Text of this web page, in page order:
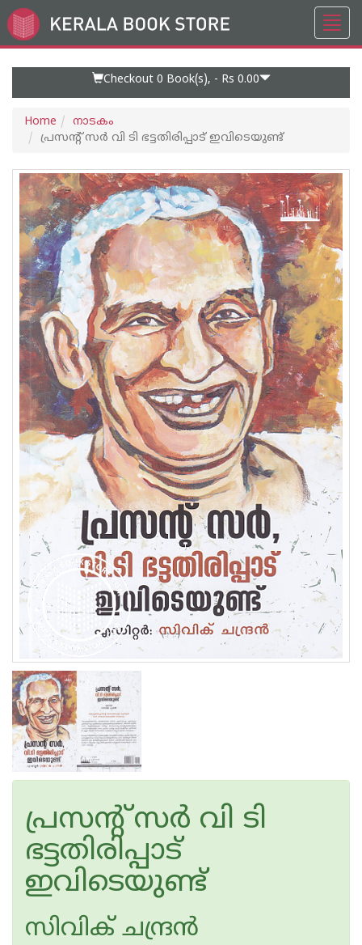
Go
to
Checkout 0 Book(s), - Rs 0.00
Home
നാടകം
പ്രസന്റ് സര്‍ വി ടി ഭട്ടതിരിപ്പാട് ഇവിടെയുണ്ട്
പ്രസന്റ് സര്‍ വി ടി
ഭട്ടതിരിപ്പാട്
ഇവിടെയുണ്ട്
സിവിക് ചന്ദ്രന്‍